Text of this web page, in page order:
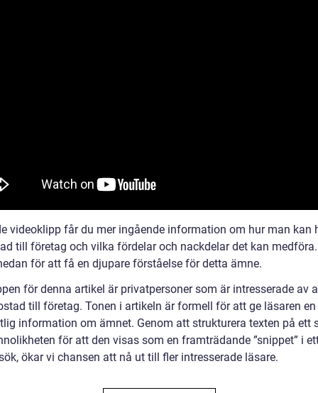
videoklipp får du mer ingående information om hur man kan
till företag och vilka fördelar och nackdelar det kan
för att få en djupare förståelse för detta ämne.
för denna artikel är privatpersoner som är intresserade av
till företag. Tonen i artikeln är formell för att ge läsaren en
information om ämnet. Genom att strukturera texten på ett
för att den visas som en framträdande ”snippet” i
ökar vi chansen att nå ut till fler intresserade läsare.